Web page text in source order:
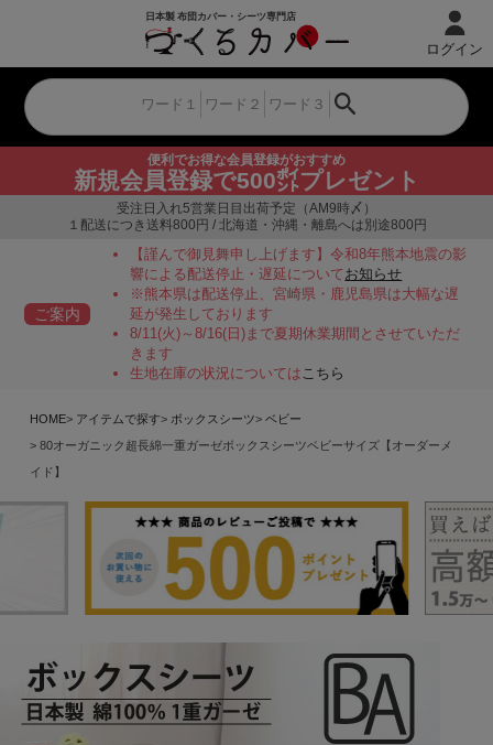
便利でお得な会員登録がおすすめ
新規会員登録で500㌽プレゼント
ログイン
受注日入れ5営業日目出荷予定（AM9時〆）
１配送につき送料800円 / 北海道・沖縄・離島へは別途800円
ご案内
【謹んで御見舞申し上げます】令和8年熊本地震の影
響による配送停止・遅延についてお知らせ
※熊本県は配送停止、宮崎県・鹿児島県は大幅な遅
延が発生しております
8/11(火)～8/16(日)まで夏期休業期間とさせていただ
きます
生地在庫の状況についてはこちら
HOME アイテムで探す ボックスシーツ
ベビー
80オーガニック超長綿一重ガーゼボックスシーツベビーサイズ【オーダーメ
イド】